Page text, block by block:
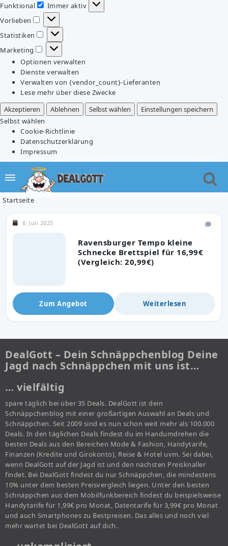
Funktional
Funktional
Immer aktiv
Vorlieben
Vorlieben
Statistiken
Statistiken
Marketing
Marketing
Optionen verwalten
Dienste verwalten
Verwalten von {vendor_count}-Lieferanten
Lese mehr über diese Zwecke
Akzeptieren
Ablehnen Selbst wählen
Einstellungen speichern
Selbst wählen
Cookie-Richtlinie
Datenschutzerklärung
Impressum
Startseite
Ravensburger Tempo kleine
Schnecke Brettspiel für 16,99€
(Vergleich: 20,99€)
8. Juli 2025
Zum Angebot Weiterlesen
DealGott – Dein Schnäppchenblog Deine
Jagd nach Schnäppchen mit uns ist…
… vielfältig
spare täglich bei über 35 Deals. DealGott ist dein
Schnäppchenblog mit einer großartigen Auswahl an Deals und
Schnäppchen. Seit 2009 sind es nun schon weit mehr als 100.000
Deals. In den täglichen Deals findest du im Handumdrehen die
besten Deals aus den Bereichen Mode & Fashion, Handytarife,
Finanzen (Kredite und Girokonto), Reise & Hotel uvm. Sei dabei,
wenn DealGott auf der Jagd ist und den nächsten Preisknaller
findet. Bei DealGott findest du nur Schnäppchen, die mindestens
10% unter dem besten Preisvergleich liegen. Unter den besten
Schnäppchen aus dem Mobilfunkbereich findest du beispielsweise
Handytarife für 1,99€ pro Monat, Datentarife für 3,99€ pro Monat
und auch Smartphones zu Bestpreisen. Das alles und noch viel
mehr wartet bei DealGott auf dich.